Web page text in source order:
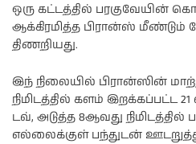
ஒரு கட்டத்தில் பரகுவேயின்
ஆக்கிரமித்த பிரான்ஸ் மீண்டும்
திணறியது.
இந் நிலையில் பிரான்ஸின்
நிமிடத்தில் களம் இறக்கப்பட்ட
டவ், அடுத்த 8ஆவது நிமிடத்தில்
எல்லைக்குள் பந்துடன்